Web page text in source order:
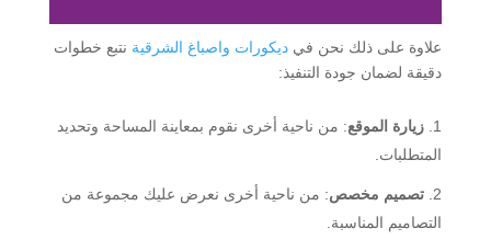
علاوة على ذلك نحن في ديكورات واصباغ الشرقية نتبع خطوات
دقيقة لضمان جودة التنفيذ:
زيارة الموقع: من ناحية أخرى نقوم بمعاينة المساحة وتحديد
المتطلبات.
تصميم مخصص: من ناحية أخرى نعرض عليك مجموعة من
التصاميم المناسبة.